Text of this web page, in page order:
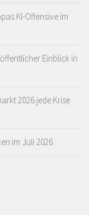
KI-Offensive im
Einblick in
2026 jede Krise
im Juli 2026